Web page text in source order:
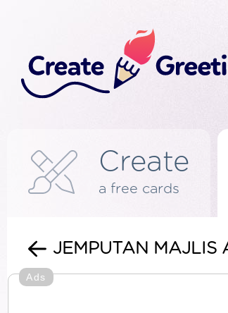
Create
a free cards
Ads